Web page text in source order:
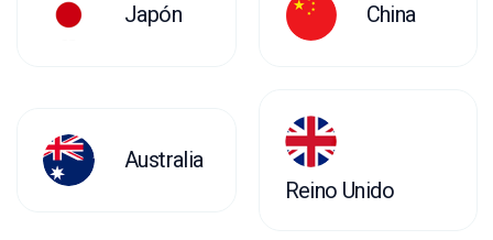
Japón China
Australia
Reino Unido